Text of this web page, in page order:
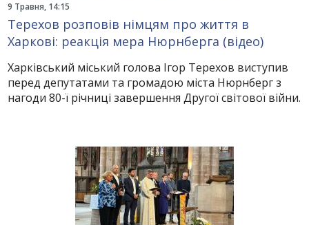
9 Травня, 14:15
Терехов розповів німцям про життя в
Харкові: реакція мера Нюрнберга (відео)
Харківський міський голова Ігор Терехов виступив
перед депутатами та громадою міста Нюрнберг з
нагоди 80-ї річниці завершення Другої світової війни.